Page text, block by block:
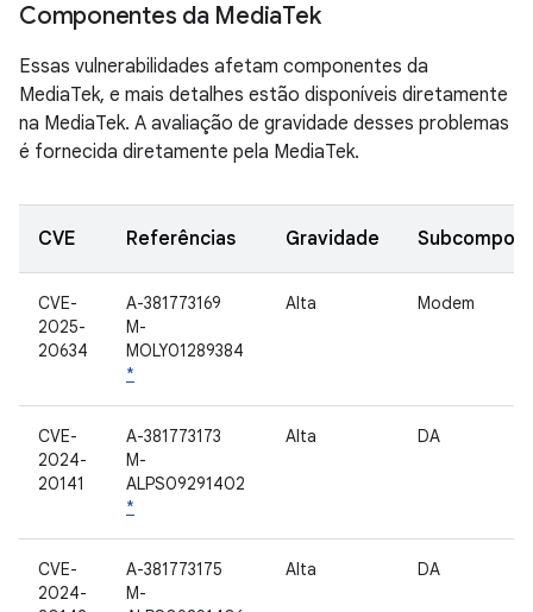
Componentes da MediaTek
Essas vulnerabilidades afetam componentes da
MediaTek, e mais detalhes estão disponíveis diretamente
na MediaTek. A avaliação de gravidade desses problemas
é fornecida diretamente pela MediaTek.
CVE Referências Gravidade
CVE-
2025-
20634
A-381773169
M-
MOLY01289384
*
Alta Modem
CVE-
2024-
20141
A-381773173
M-
ALPS09291402
*
Alta DA
CVE-
2024-
A-381773175
M-
Alta DA